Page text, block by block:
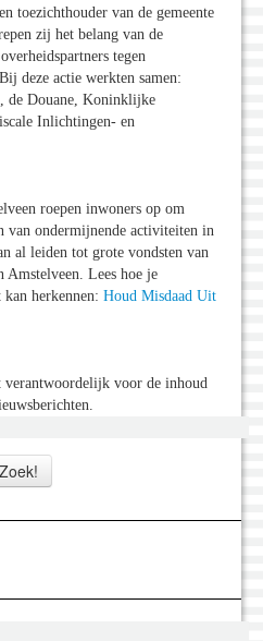
toezichthouder van de gemeente
zij het belang van de
tegen
deze actie werkten samen:
de Douane, Koninklijke
Inlichtingen- en
roepen inwoners op om
van ondermijnende activiteiten in
al leiden tot grote vondsten van
Amstelveen. Lees hoe je
herkennen: Houd Misdaad Uit
verantwoordelijk voor de inhoud